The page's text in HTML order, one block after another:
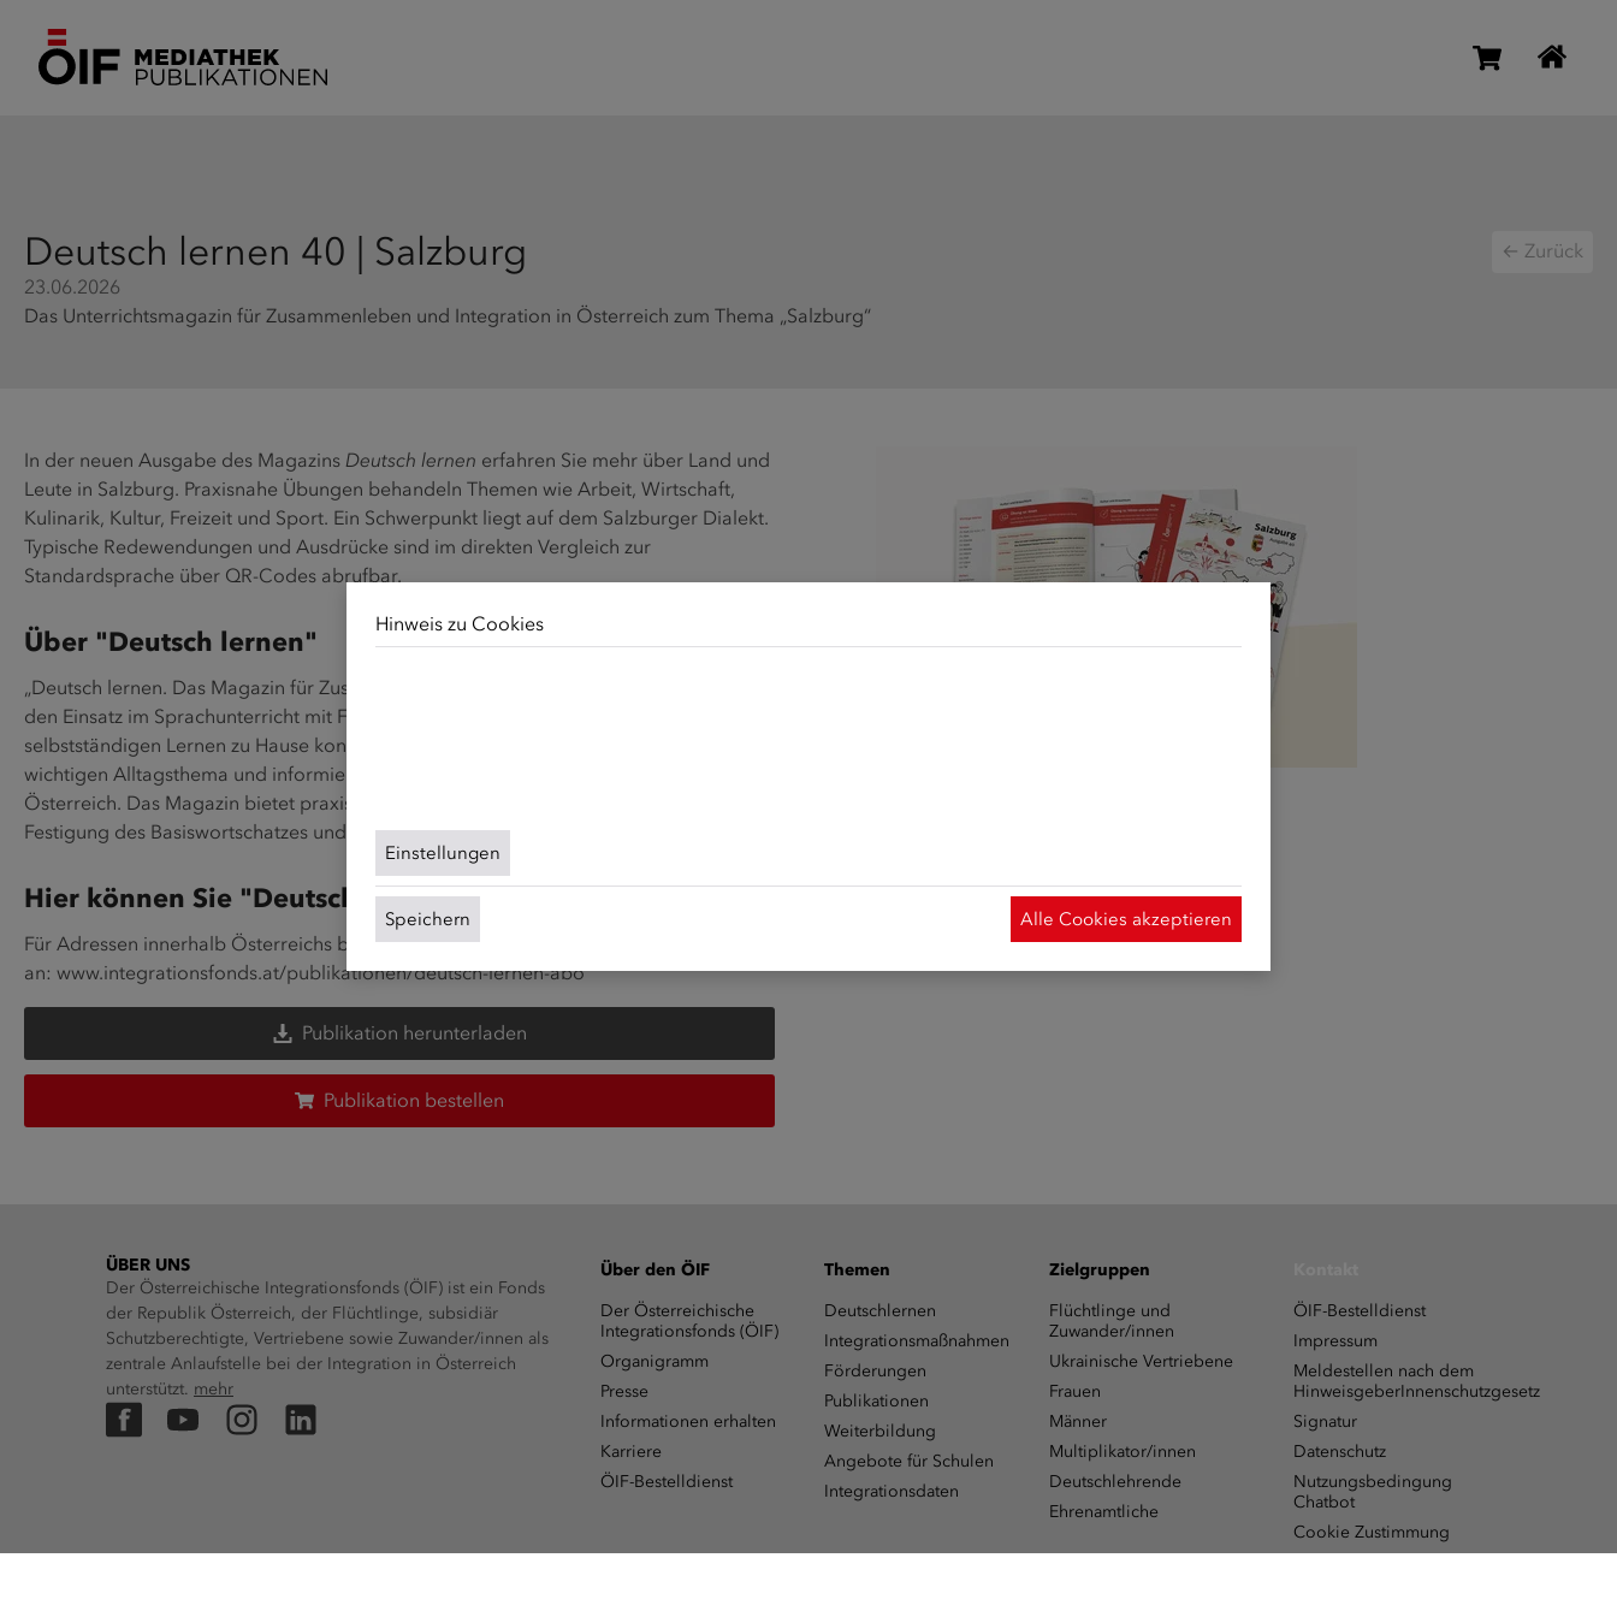
← Zurück
Deutsch lernen 40 | Salzburg
23.06.2026
Das Unterrichtsmagazin für Zusammenleben und Integration in Österreich zum Thema „Salzburg“
In der neuen Ausgabe des Magazins Deutsch lernen erfahren Sie mehr über Land und
Leute in Salzburg. Praxisnahe Übungen behandeln Themen wie Arbeit, Wirtschaft,
Kulinarik, Kultur, Freizeit und Sport. Ein Schwerpunkt liegt auf dem Salzburger Dialekt.
Typische Redewendungen und Ausdrücke sind im direkten Vergleich zur
Standardsprache über QR-Codes abrufbar.
Über "Deutsch lernen"
„Deutsch lernen. Das Magazin für Zusammenleben und Integration in Österreich“ ist für
den Einsatz im Sprachunterricht mit Flüchtlingen und Zugewanderten und zum
selbstständigen Lernen zu Hause konzipiert. Jede Ausgabe widmet sich einem
wichtigen Alltagsthema und informiert über Kultur, Werte, Rechte und Pflichten in
Österreich. Das Magazin bietet praxisorientierte Lesetexte und viele Übungen zur
Festigung des Basiswortschatzes und der deutschen Grammatik.
Hier können Sie "Deutsch lernen" kostenlos abonnieren:
Für Adressen innerhalb Österreichs bieten wir ein kostenloses Abo
an: www.integrationsfonds.at/publikationen/deutsch-lernen-abo
Publikation herunterladen
Publikation bestellen
ÜBER UNS
Der Österreichische Integrationsfonds (ÖIF) ist ein Fonds
der Republik Österreich, der Flüchtlinge, subsidiär
Schutzberechtigte, Vertriebene sowie Zuwander/innen als
zentrale Anlaufstelle bei der Integration in Österreich
unterstützt. mehr
FacebookYouTubeInstagramLinkedIn
Über den ÖIF
Der Österreichische
Integrationsfonds (ÖIF)
Organigramm
Presse
Informationen erhalten
Karriere
ÖIF-Bestelldienst
Themen
Deutschlernen
Integrationsmaßnahmen
Förderungen
Publikationen
Weiterbildung
Angebote für Schulen
Integrationsdaten
Zielgruppen
Flüchtlinge und
Zuwander/innen
Ukrainische Vertriebene
Frauen
Männer
Multiplikator/innen
Deutschlehrende
Ehrenamtliche
ÖIF-Bestelldienst
Impressum
Meldestellen nach dem
HinweisgeberInnenschutzgesetz
Signatur
Datenschutz
Nutzungsbedingung
Chatbot
Cookie Zustimmung
Hinweis zu Cookies
Einstellungen
Speichern Alle Cookies akzeptieren